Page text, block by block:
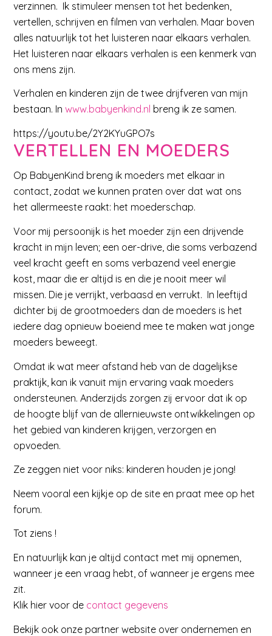
verzinnen. Ik stimuleer mensen tot het bedenken,
vertellen, schrijven en filmen van verhalen. Maar boven
alles natuurlijk tot het luisteren naar elkaars verhalen.
Het luisteren naar elkaars verhalen is een kenmerk van
ons mens zijn.
Verhalen en kinderen zijn de twee drijfveren van mijn
bestaan. Inwww.babyenkind.nl breng ik ze samen.
https://youtu.be/2Y2KYuGPO7s
VERTELLEN EN MOEDERS
Op BabyenKind breng ik moeders met elkaar in
contact, zodat we kunnen praten over dat wat ons
het allermeeste raakt: het moederschap.
Voor mij persoonijk is het moeder zijn een drijvende
kracht in mijn leven; een oer-drive, die soms verbazend
veel kracht geeft en soms verbazend veel energie
kost, maar die er altijd is en die je nooit meer wil
missen. Die je verrijkt, verbaasd en verrukt. In leeftijd
dichter bij de grootmoeders dan de moeders is het
iedere dag opnieuw boeiend mee te maken wat jonge
moeders beweegt.
Omdat ik wat meer afstand heb van de dagelijkse
praktijk, kan ik vanuit mijn ervaring vaak moeders
ondersteunen. Anderzijds zorgen zij ervoor dat ik op
de hoogte blijf van de allernieuwste ontwikkelingen op
het gebied van kinderen krijgen, verzorgen en
opvoeden.
Ze zeggen niet voor niks: kinderen houden je jong!
Neem vooral een kijkje op de site en praat mee op het
forum.
Tot ziens !
En natuurlijk kan je altijd contact met mij opnemen,
wanneer je een vraag hebt, of wanneer je ergens mee
zit.
Klik hier voor de contact gegevens
Bekijk ook onze partner website over ondernemen en